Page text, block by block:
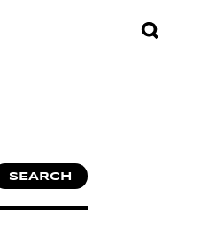
SEARCH